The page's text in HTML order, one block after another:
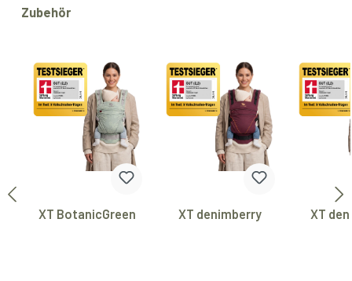
Produktgalerie überspringen
Zubehör
XT BotanicGreen XT denimberry XT